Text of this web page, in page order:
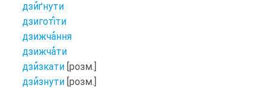
дзиґнути
дзиготіти
дзижчання
дзижчати
дзизкати [розм.]
дзизнути [розм.]